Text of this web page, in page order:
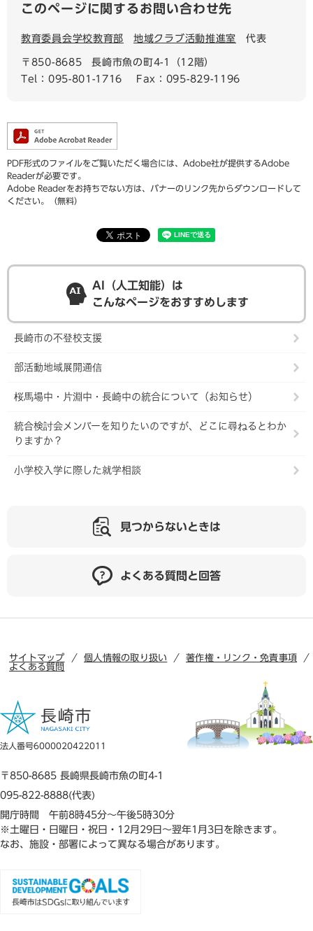
このページに関するお問い合わせ先
教育委員会学校教育部 地域クラブ活動推進室 代表
〒850-8685
長崎市魚の町4-1（12階）
Tel：095-801-1716
Fax：095-829-1196
PDF形式のファイルをご覧いただく場合には、Adobe社が提供するAdobe
Readerが必要です。
Adobe Readerをお持ちでない方は、バナーのリンク先からダウンロードして
ください。（無料）
AI（人工知能）は
こんなページをおすすめします
長崎市の不登校支援
部活動地域展開通信
桜馬場中・片淵中・長崎中の統合について（お知らせ）
統合検討会メンバーを知りたいのですが、どこに尋ねるとわか
りますか？
小学校入学に際した就学相談
見つからないときは
よくある質問と回答
サイトマップ 個人情報の取り扱い
著作権・リンク・免責事項
よくある質問
法人番号6000020422011
〒850-8685 長崎県長崎市魚の町4-1
095-822-8888(代表)
開庁時間 午前8時45分～午後5時30分
※土曜日・日曜日・祝日・12月29日～翌年1月3日を除きます。
なお、施設・部署によって異なる場合があります。